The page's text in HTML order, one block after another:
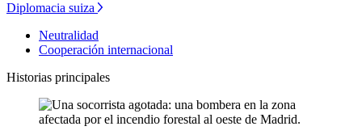
Diplomacia suiza
Neutralidad
Cooperación internacional
Historias principales